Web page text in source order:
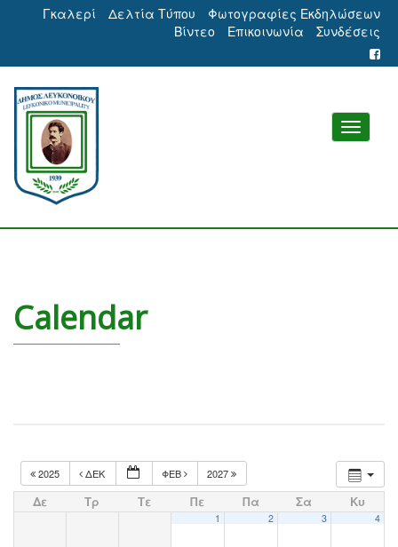
Γκαλερί Δελτία Τύπου
Φωτογραφίες Εκδηλώσεων
Βίντεο
Επικοινωνία Συνδέσεις
Calendar
2025 ΔΕΚ ΦΕΒ 2027
Δε Τρ Τε Πε Πα Σα Κυ
1 2 3 4